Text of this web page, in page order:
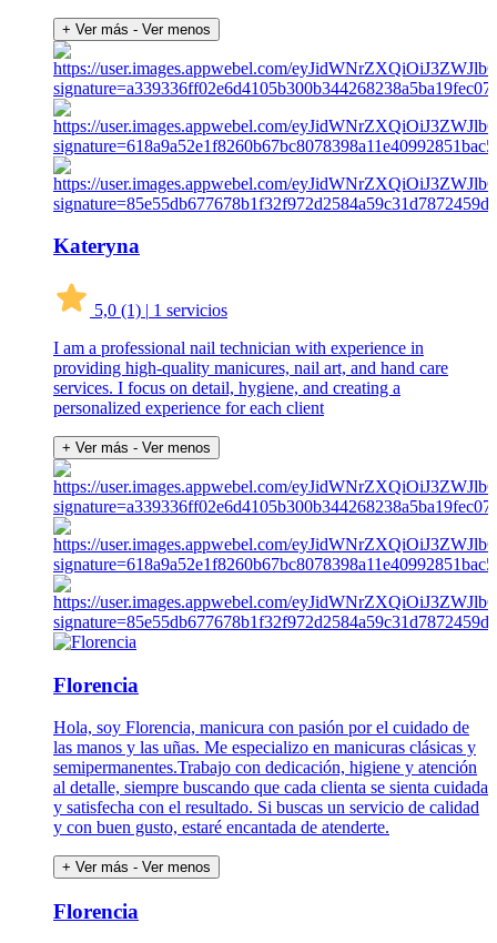
+ Ver más - Ver menos
Kateryna
5,0 (1) | 1 servicios
I am a professional nail technician with experience in
providing high-quality manicures, nail art, and hand care
services. I focus on detail, hygiene, and creating a
personalized experience for each client
+ Ver más - Ver menos
Florencia
Hola, soy Florencia, manicura con pasión por el cuidado de
las manos y las uñas. Me especializo en manicuras clásicas y
semipermanentes.Trabajo con dedicación, higiene y atención
al detalle, siempre buscando que cada clienta se sienta cuidada
y satisfecha con el resultado. Si buscas un servicio de calidad
y con buen gusto, estaré encantada de atenderte.
+ Ver más - Ver menos
Florencia